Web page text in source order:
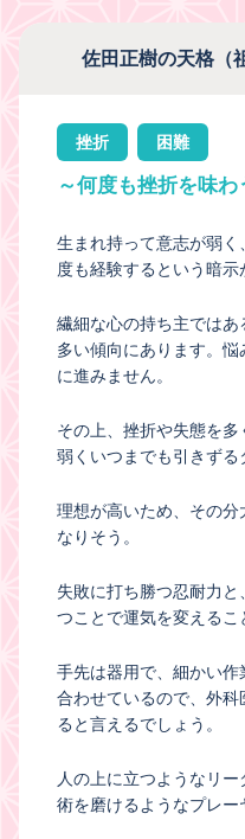
佐田正樹の天格（
挫折 困難
～何度も挫折を味わ
生まれ持って意志が弱
度も経験するという暗示
繊細な心の持ち主では
多い傾向にあります。
に進みません。
その上、挫折や失態を
弱くいつまでも引きずる
理想が高いため、その
なりそう。
失敗に打ち勝つ忍耐力
つことで運気を変えるこ
手先は器用で、細かい
合わせているので、外
ると言えるでしょう。
人の上に立つようなリ
術を磨けるようなプレー